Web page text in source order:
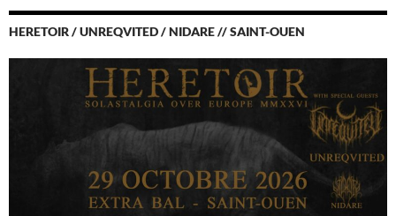
HERETOIR / UNREQVITED / NIDARE // SAINT-OUEN